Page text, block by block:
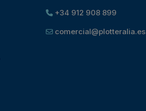
+34 912 908 899
comercial@plotteralia.es